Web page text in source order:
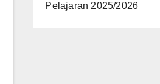
Pelajaran 2025/2026